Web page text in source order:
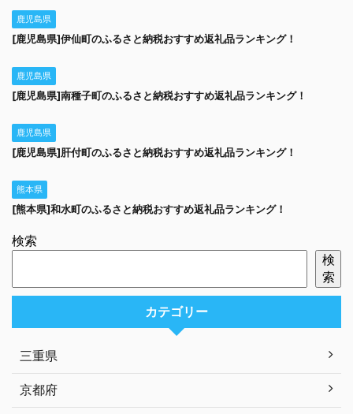
鹿児島県
[鹿児島県]伊仙町のふるさと納税おすすめ返礼品ランキング！
鹿児島県
[鹿児島県]南種子町のふるさと納税おすすめ返礼品ランキング！
鹿児島県
[鹿児島県]肝付町のふるさと納税おすすめ返礼品ランキング！
熊本県
[熊本県]和水町のふるさと納税おすすめ返礼品ランキング！
検索
検
索
カテゴリー
三重県
京都府